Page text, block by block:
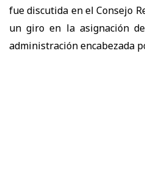
fue discutida en el Consejo
un giro en la asignación
administración encabezada